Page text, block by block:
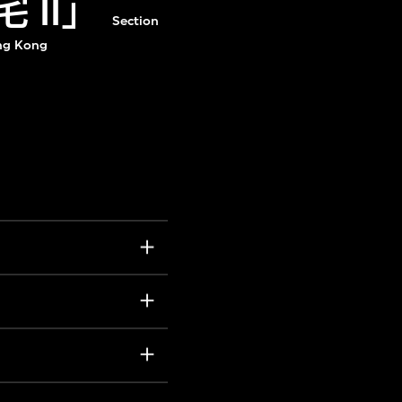
II」
Section
Kong